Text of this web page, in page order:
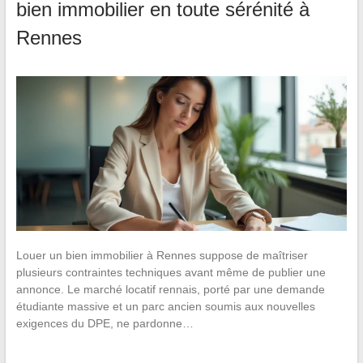
bien immobilier en toute sérénité à
Rennes
Louer un bien immobilier à Rennes suppose de maîtriser
plusieurs contraintes techniques avant même de publier une
annonce. Le marché locatif rennais, porté par une demande
étudiante massive et un parc ancien soumis aux nouvelles
exigences du DPE, ne pardonne…